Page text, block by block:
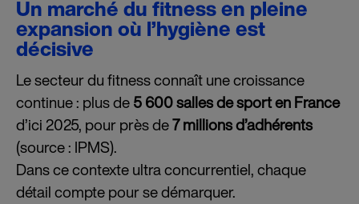
Un marché du fitness en pleine
expansion où l’hygiène est
décisive
Le secteur du fitness connaît une croissance
continue : plus de5 600 salles de sport en France
d’ici 2025, pour près de7 millions d’adhérents
(source : IPMS).
Dans ce contexte ultra concurrentiel, chaque
détail compte pour se démarquer.